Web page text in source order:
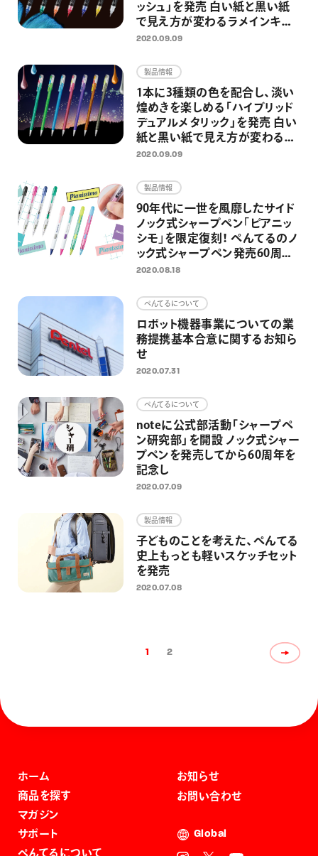
ッシュ」を発売 白い紙と黒い紙
で見え方が変わるラメインキを
搭載
2020.09.09
製品情報
1本に3種類の色を配合し、淡い
煌めきを楽しめる「ハイブリッド
デュアルメタリック」を発売 白い
紙と黒い紙で見え方が変わるラ
メペンの限定カラー
2020.09.09
製品情報
90年代に一世を風靡したサイド
ノック式シャープペン｢ピアニッ
シモ｣を限定復刻！ ぺんてるのノ
ック式シャープペン発売60周年
企画の第一弾として
2020.08.18
ぺんてるについて
ロボット機器事業についての業
務提携基本合意に関するお知ら
せ
2020.07.31
ぺんてるについて
noteに公式部活動「シャープペ
ン研究部」を開設 ノック式シャー
プペンを発売してから60周年を
記念し
2020.07.09
製品情報
子どものことを考えた、ぺんてる
史上もっとも軽いスケッチセット
を発売
2020.07.08
1 2
ホーム
商品を探す
マガジン
サポート
ぺんてるについて
お知らせ
お問い合わせ
Global